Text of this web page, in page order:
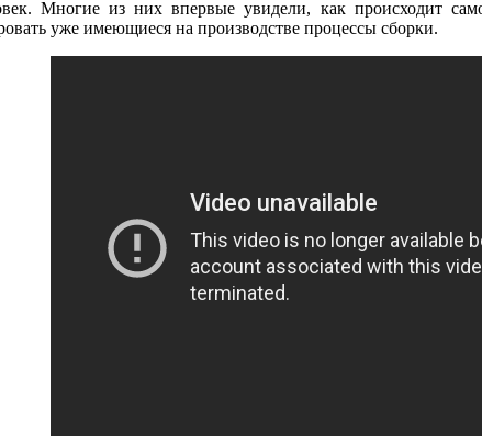
Многие из них впервые увидели, как происходит
уже имеющиеся на производстве процессы сборки.